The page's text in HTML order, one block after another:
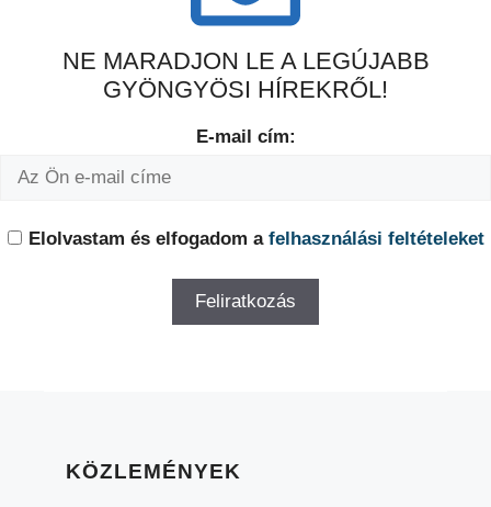
NE MARADJON LE A LEGÚJABB
GYÖNGYÖSI HÍREKRŐL!
E-mail cím:
Elolvastam és elfogadom a felhasználási feltételeket
KÖZLEMÉNYEK